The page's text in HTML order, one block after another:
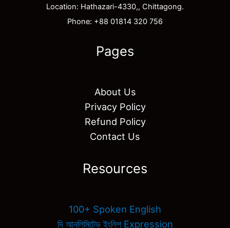
Location: Hathazari-4330,, Chittagong.
Phone: +88 01814 320 756
Pages
About Us
Privacy Policy
Refund Policy
Contact Us
Resources
100+ Spoken English
দি আনলিমিটেড ইংলিশ Expression